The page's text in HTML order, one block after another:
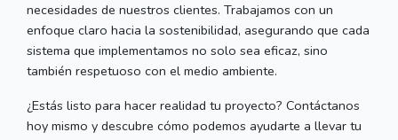
necesidades de nuestros clientes. Trabajamos con un
enfoque claro hacia la sostenibilidad, asegurando que cada
sistema que implementamos no solo sea eficaz, sino
también respetuoso con el medio ambiente.
¿Estás listo para hacer realidad tu proyecto? Contáctanos
hoy mismo y descubre cómo podemos ayudarte a llevar tu